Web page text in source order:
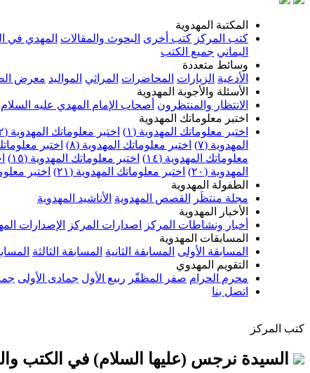
المكتبة المهدوية
كتب المركز كتب أخرى البحوث والمقالات المهدي في
اليماني جميع الكتب
وسائط متعددة
الأدعية الزيارات المحاضرات المراثي المواليد معرض
الأسئلة والأجوبة المهدوية
الانتظار والمنتظرون أصحاب الإمام المهدي عليه السلام
اختبر معلوماتك المهدوية
اختبر معلوماتك المهدوية (١)
اختبر معلوماتك المهدوية (٢)
المهدوية (٧)
اختبر معلوماتك المهدوية (٨) اختبر
معلوماتك المهدوية (١٤)
اختبر معلوماتك المهدوية (١٥)
المهدوية (٢٠)
اختبر معلوماتك المهدوية (٢١) اختبر
الطفولة المهدوية
مجلة منتظَر
القصص المهدوية الأناشيد المهدوية
الأخبار المهدوية
أخبار ونشاطات المركز
اصدارات المركز الإصدارات
المسابقات المهدوية
المسابقة الأولى المسابقة الثانية المسابقة الثالثة
التقويم المهدوي
محرم الحرام صفر المظفّر ربيع الأول جمادى الأولى
اتصل بنا
كتب المركز
السيدة نرجس (عليها السلام) في الكتب